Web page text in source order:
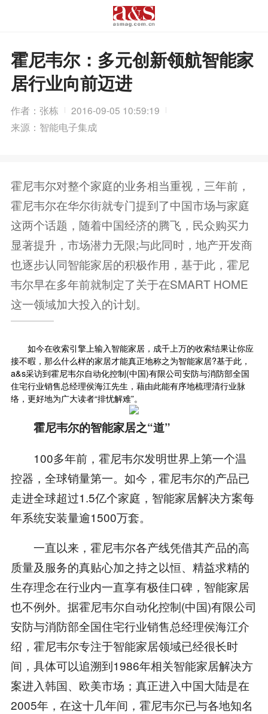
霍尼韦尔：多元创新领航智能家
居行业向前迈进
作者：张栋
2016-09-05 10:59:19
来源：智能电子集成
霍尼韦尔对整个家庭的业务相当重视，三年前，
霍尼韦尔在华尔街就专门提到了中国市场与家庭
这两个话题，随着中国经济的腾飞，民众购买力
显著提升，市场潜力无限;与此同时，地产开发商
也逐步认同智能家居的积极作用，基于此，霍尼
韦尔早在多年前就制定了关于在SMART HOME
这一领域加大投入的计划。
如今在收索引擎上输入智能家居，成千上万的收索结果让你应
接不暇，那么什么样的家居才能真正地称之为智能家居?基于此，
a&s采访到霍尼韦尔自动化控制(中国)有限公司安防与消防部全国
住宅行业销售总经理侯海江先生，藉由此能有序地梳理清行业脉
络，更好地为广大读者“排忧解难”。
霍尼韦尔的智能家居之“道”
100多年前，霍尼韦尔发明世界上第一个温
控器，全球销量第一。如今，霍尼韦尔的产品已
走进全球超过1.5亿个家庭，智能家居解决方案每
年系统安装量逾1500万套。
一直以来，霍尼韦尔各产线凭借其产品的高
质量及服务的真贴心加之持之以恒、精益求精的
生存理念在行业内一直享有极佳口碑，智能家居
也不例外。据霍尼韦尔自动化控制(中国)有限公司
安防与消防部全国住宅行业销售总经理侯海江介
绍，霍尼韦尔专注于智能家居领域已经很长时
间，具体可以追溯到1986年相关智能家居解决方
案进入韩国、欧美市场；真正进入中国大陆是在
2005年，在这十几年间，霍尼韦尔已与各地知名